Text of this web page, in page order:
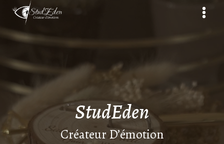
Aller
contenu
StudEden
Créateur D’émotion